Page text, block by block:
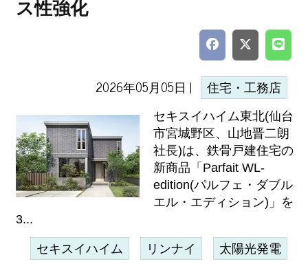
ス性強化
2026年05月05日 | 住宅・工務店
セキスイハイム東北(仙台
市宮城野区、山地晋二朗
社長)は、鉄骨戸建住宅の
新商品「Parfait WL-
edition(パルフェ・ダブル
エル・エディション)」を
3...
セキスイハイム リンナイ 太陽光発電